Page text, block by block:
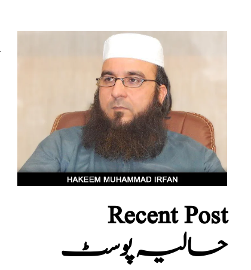
Recent Post
حالیہ پوسٹ